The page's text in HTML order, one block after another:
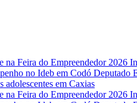
na Feira do Empreendedor 2026
no Ideb em Codó Deputado
adolescentes em Caxias
na Feira do Empreendedor 2026